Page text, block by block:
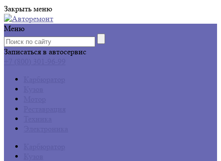
Закрыть меню
Меню
Записаться в автосервис